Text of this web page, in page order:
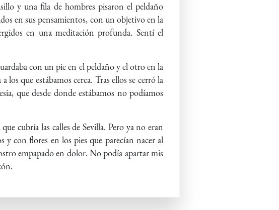
y una fila de hombres pisaron el peldaño
en sus pensamientos, con un objetivo en la
en una meditación profunda. Sentí el
con un pie en el peldaño y el otro en la
que estábamos cerca. Tras ellos se cerró la
que desde donde estábamos no podíamos
cubría las calles de Sevilla. Pero ya no eran
y con flores en los pies que parecían nacer al
empapado en dolor. No podía apartar mis